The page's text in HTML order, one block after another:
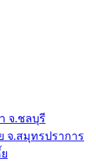
จ.ชลบุรี
จ.สมุทรปราการ